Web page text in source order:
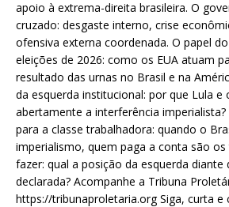
apoio à extrema-direita brasileira. O
cruzado: desgaste interno, crise
ofensiva externa coordenada. O papel
eleições de 2026: como os EUA atuam
resultado das urnas no Brasil e na
da esquerda institucional: por que Lula e
abertamente a interferência imperialista?
para a classe trabalhadora: quando o
imperialismo, quem paga a conta são os
fazer: qual a posição da esquerda diante
declarada? Acompanhe a Tribuna
https://tribunaproletaria.org Siga, curta e